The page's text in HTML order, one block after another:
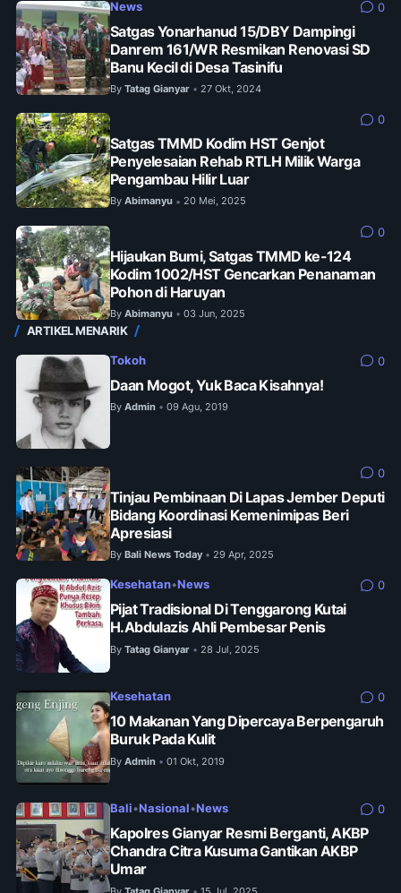
News 0
Satgas Yonarhanud 15/DBY Dampingi
Danrem 161/WR Resmikan Renovasi SD
Banu Kecil di Desa Tasinifu
By Tatag Gianyar • 27 Okt, 2024
0
Satgas TMMD Kodim HST Genjot
Penyelesaian Rehab RTLH Milik Warga
Pengambau Hilir Luar
By Abimanyu • 20 Mei, 2025
0
Hijaukan Bumi, Satgas TMMD ke-124
Kodim 1002/HST Gencarkan Penanaman
Pohon di Haruyan
By Abimanyu • 03 Jun, 2025
ARTIKEL MENARIK
Tokoh 0
Daan Mogot, Yuk Baca Kisahnya!
By Admin • 09 Agu, 2019
0
Tinjau Pembinaan Di Lapas Jember Deputi
Bidang Koordinasi Kemenimipas Beri
Apresiasi
By Bali News Today • 29 Apr, 2025
Kesehatan•News 0
Pijat Tradisional Di Tenggarong Kutai
H.Abdulazis Ahli Pembesar Penis
By Tatag Gianyar • 28 Jul, 2025
Kesehatan 0
10 Makanan Yang Dipercaya Berpengaruh
Buruk Pada Kulit
By Admin • 01 Okt, 2019
Bali•Nasional•News 0
Kapolres Gianyar Resmi Berganti, AKBP
Chandra Citra Kusuma Gantikan AKBP
Umar